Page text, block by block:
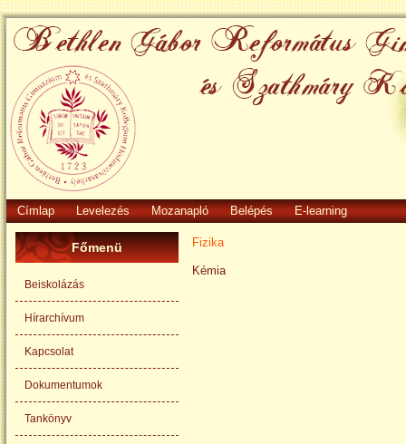
Címlap Levelezés Mozanapló Belépés E-learning
Főmenü
Beiskolázás
Hírarchívum
Kapcsolat
Dokumentumok
Tankönyv
Fizika
Kémia